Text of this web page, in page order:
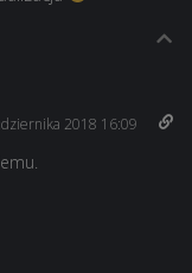
2018 16:09